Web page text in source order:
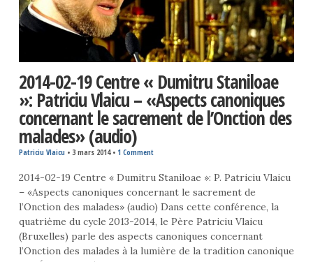
2014-02-19 Centre « Dumitru Staniloae
»: Patriciu Vlaicu – «Aspects canoniques
concernant le sacrement de l’Onction des
malades» (audio)
Patriciu Vlaicu • 3 mars 2014• 1 Comment
2014-02-19 Centre « Dumitru Staniloae »: P. Patriciu Vlaicu
– «Aspects canoniques concernant le sacrement de
l’Onction des malades» (audio) Dans cette conférence, la
quatrième du cycle 2013-2014, le Père Patriciu Vlaicu
(Bruxelles) parle des aspects canoniques concernant
l’Onction des malades à la lumière de la tradition canonique